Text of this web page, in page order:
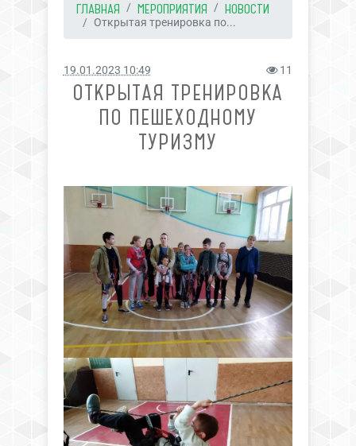
ГЛАВНАЯ МЕРОПРИЯТИЯ НОВОСТИ
Открытая тренировка по...
19.01.2023 10:49 11
ОТКРЫТАЯ ТРЕНИРОВКА
ПО ПЕШЕХОДНОМУ
ТУРИЗМУ